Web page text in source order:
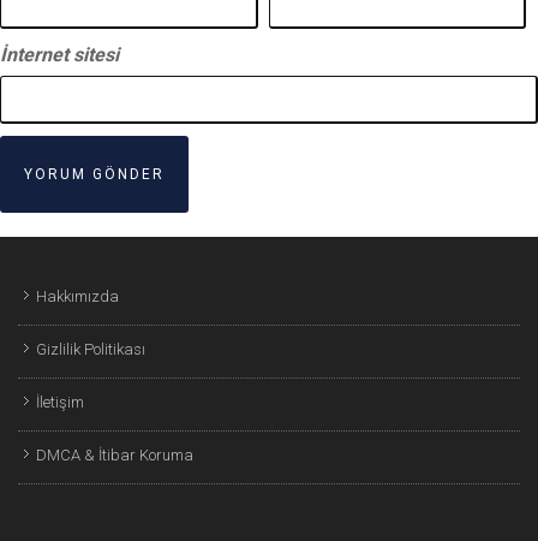
İnternet sitesi
Hakkımızda
Gizlilik Politikası
İletişim
DMCA & İtibar Koruma